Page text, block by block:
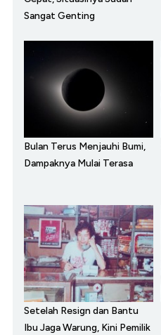
Sangat Genting
Bulan Terus Menjauhi Bumi,
Dampaknya Mulai Terasa
Setelah Resign dan Bantu
Ibu Jaga Warung, Kini Pemilik